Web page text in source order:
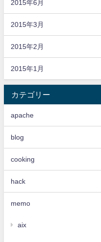
2015年6月
2015年3月
2015年2月
2015年1月
カテゴリー
apache
blog
cooking
hack
memo
aix